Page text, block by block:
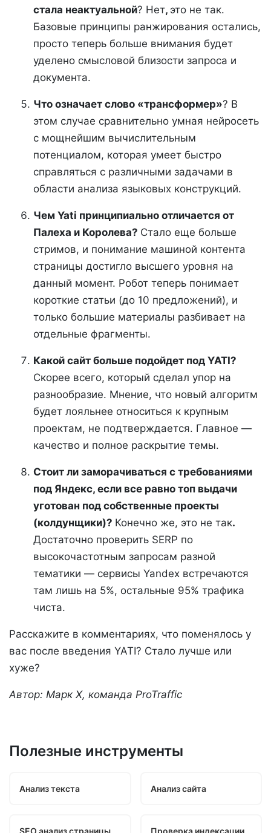
стала неактуальной? Нет, это не так.
Базовые принципы ранжирования остались,
просто теперь больше внимания будет
уделено смысловой близости запроса и
документа.
Что означает слово «трансформер»? В
этом случае сравнительно умная нейросеть
с мощнейшим вычислительным
потенциалом, которая умеет быстро
справляться с различными задачами в
области анализа языковых конструкций.
Чем Yati принципиально отличается от
Палеха и Королева? Стало еще больше
стримов, и понимание машиной контента
страницы достигло высшего уровня на
данный момент. Робот теперь понимает
короткие статьи (до 10 предложений), и
только большие материалы разбивает на
отдельные фрагменты.
Какой сайт больше подойдет под YATI?
Скорее всего, который сделал упор на
разнообразие. Мнение, что новый алгоритм
будет лояльнее относиться к крупным
проектам, не подтверждается. Главное —
качество и полное раскрытие темы.
Стоит ли заморачиваться с требованиями
под Яндекс, если все равно топ выдачи
уготован под собственные проекты
(колдунщики)? Конечно же, это не так.
Достаточно проверить SERP по
высокочастотным запросам разной
тематики — сервисы Yandex встречаются
там лишь на 5%, остальные 95% трафика
чиста.
Расскажите в комментариях, что поменялось у
вас после введения YATI? Стало лучше или
хуже?
Автор: Марк Х, команда ProTraffic
Полезные инструменты
Анализ текста Анализ сайта
SEO анализ страницы Проверка индексации